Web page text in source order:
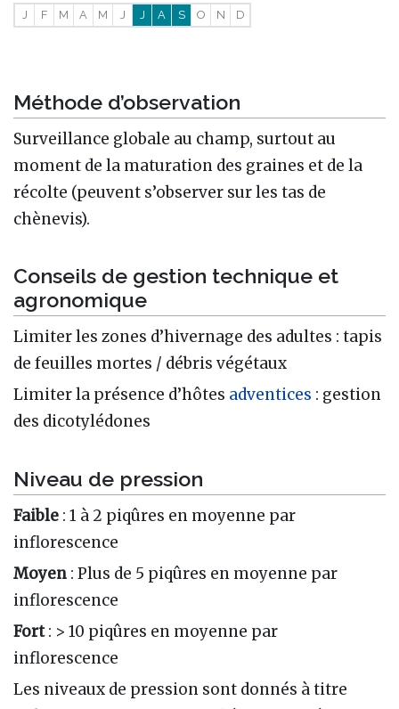
J F M A M J J A S O N D
Méthode d’observation
Surveillance globale au champ, surtout au
moment de la maturation des graines et de la
récolte (peuvent s’observer sur les tas de
chènevis).
Conseils de gestion technique et
agronomique
Limiter les zones d’hivernage des adultes : tapis
de feuilles mortes / débris végétaux
Limiter la présence d’hôtes adventices : gestion
des dicotylédones
Niveau de pression
Faible : 1 à 2 piqûres en moyenne par
inflorescence
Moyen : Plus de 5 piqûres en moyenne par
inflorescence
Fort: > 10 piqûres en moyenne par
inflorescence
Les niveaux de pression sont donnés à titre